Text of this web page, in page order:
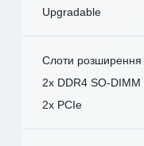
Upgradable
Слоти розширення
2x DDR4 SO-DIMM
2x PCIe